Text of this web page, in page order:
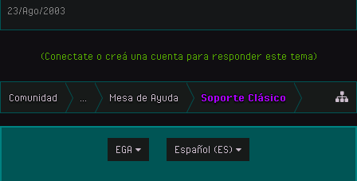
23/Ago/2003
(Conectate o creá una cuenta para responder este tema)
Comunidad Mesa de Ayuda Soporte Clásico
EGA Español (ES)